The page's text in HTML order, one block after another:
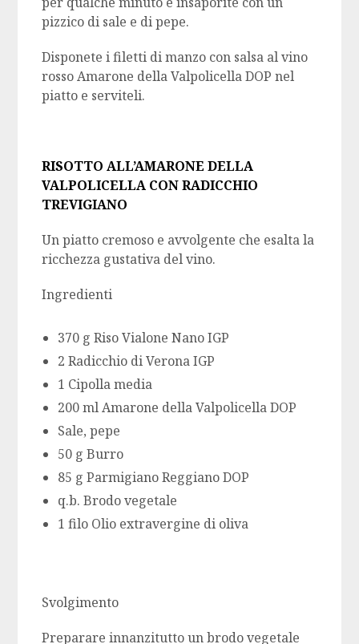
pizzico di sale e di pepe.
Disponete i filetti di manzo con salsa al vino
rosso Amarone della Valpolicella DOP nel
piatto e serviteli.
RISOTTO ALL’AMARONE DELLA
VALPOLICELLA CON RADICCHIO
TREVIGIANO
Un piatto cremoso e avvolgente che esalta la
ricchezza gustativa del vino.
Ingredienti
370 g Riso Vialone Nano IGP
2 Radicchio di Verona IGP
1 Cipolla media
200 ml Amarone della Valpolicella DOP
Sale, pepe
50 g Burro
85 g Parmigiano Reggiano DOP
q.b. Brodo vegetale
1 filo Olio extravergine di oliva
Svolgimento
Preparare innanzitutto un brodo vegetale